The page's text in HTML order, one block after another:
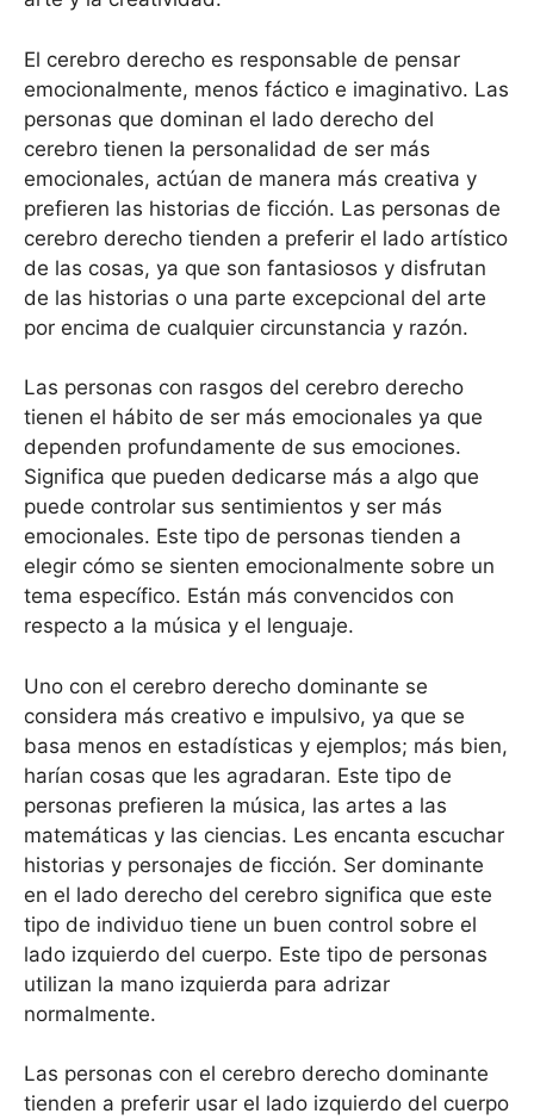
El cerebro derecho es responsable de pensar
emocionalmente, menos fáctico e imaginativo. Las
personas que dominan el lado derecho del
cerebro tienen la personalidad de ser más
emocionales, actúan de manera más creativa y
prefieren las historias de ficción. Las personas de
cerebro derecho tienden a preferir el lado artístico
de las cosas, ya que son fantasiosos y disfrutan
de las historias o una parte excepcional del arte
por encima de cualquier circunstancia y razón.
Las personas con rasgos del cerebro derecho
tienen el hábito de ser más emocionales ya que
dependen profundamente de sus emociones.
Significa que pueden dedicarse más a algo que
puede controlar sus sentimientos y ser más
emocionales. Este tipo de personas tienden a
elegir cómo se sienten emocionalmente sobre un
tema específico. Están más convencidos con
respecto a la música y el lenguaje.
Uno con el cerebro derecho dominante se
considera más creativo e impulsivo, ya que se
basa menos en estadísticas y ejemplos; más bien,
harían cosas que les agradaran. Este tipo de
personas prefieren la música, las artes a las
matemáticas y las ciencias. Les encanta escuchar
historias y personajes de ficción. Ser dominante
en el lado derecho del cerebro significa que este
tipo de individuo tiene un buen control sobre el
lado izquierdo del cuerpo. Este tipo de personas
utilizan la mano izquierda para adrizar
normalmente.
Las personas con el cerebro derecho dominante
tienden a preferir usar el lado izquierdo del cuerpo